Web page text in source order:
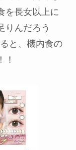
を長女以上に
りんだろう
と、機内食の
！